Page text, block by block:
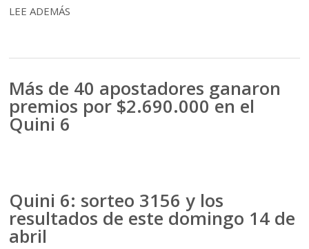
LEE ADEMÁS
Más de 40 apostadores ganaron
premios por $2.690.000 en el
Quini 6
Quini 6: sorteo 3156 y los
resultados de este domingo 14 de
abril